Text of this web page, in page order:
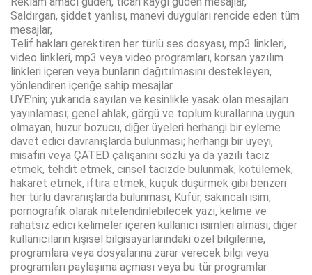
Saldırgan, şiddet yanlısı, manevi duyguları rencide eden tüm
mesajlar,
Telif hakları gerektiren her türlü ses dosyası, mp3 linkleri,
video linkleri, mp3 veya video programları, korsan yazılım
linkleri içeren veya bunların dağıtılmasını destekleyen,
yönlendiren içeriğe sahip mesajlar.
ÜYE’nin; yukarıda sayılan ve kesinlikle yasak olan mesajları
yayınlaması; genel ahlak, görgü ve toplum kurallarına uygun
olmayan, huzur bozucu, diğer üyeleri herhangi bir eyleme
davet edici davranışlarda bulunması; herhangi bir üyeyi,
misafiri veya ÇATED çalışanını sözlü ya da yazılı taciz
etmek, tehdit etmek, cinsel tacizde bulunmak, kötülemek,
hakaret etmek, iftira etmek, küçük düşürmek gibi benzeri
her türlü davranışlarda bulunması; Küfür, sakıncalı isim,
pornografik olarak nitelendirilebilecek yazı, kelime ve
rahatsız edici kelimeler içeren kullanıcı isimleri alması; diğer
kullanıcıların kişisel bilgisayarlarındaki özel bilgilerine,
programlara veya dosyalarına zarar verecek bilgi veya
programları paylaşıma açması veya bu tür programlar